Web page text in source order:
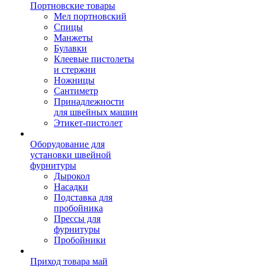
Портновские товары
Мел портновский
Спицы
Манжеты
Булавки
Клеевые пистолеты
и стержни
Ножницы
Сантиметр
Принадлежности
для швейных машин
Этикет-пистолет
Оборудование для
установки швейной
фурнитуры
Дырокол
Насадки
Подставка для
пробойника
Прессы для
фурнитуры
Пробойники
Приход товара май